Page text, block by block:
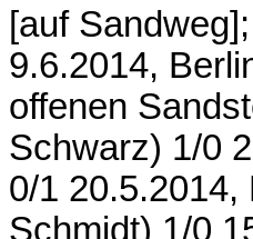
[auf Sandweg];
9.6.2014,
offenen
Schwarz) 1/0
0/1
Schmidt) 1/0